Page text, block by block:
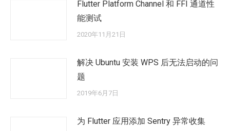
Flutter Platform Channel 和 FFI 通道性
能测试
2020年11月21日
解决 Ubuntu 安装 WPS 后无法启动的问
题
2019年6月7日
为 Flutter 应用添加 Sentry 异常收集